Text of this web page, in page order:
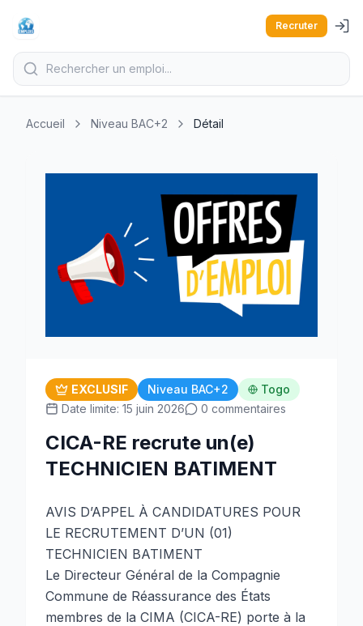
Recruter
Accueil Niveau BAC+2 Détail
EXCLUSIF Niveau BAC+2
Togo
Date limite: 15 juin 2026
0 commentaires
CICA-RE recrute un(e)
TECHNICIEN BATIMENT
AVIS D’APPEL À CANDIDATURES POUR
LE RECRUTEMENT D’UN (01)
TECHNICIEN BATIMENT
Le Directeur Général de la Compagnie
Commune de Réassurance des États
membres de la CIMA (CICA-RE) porte à la